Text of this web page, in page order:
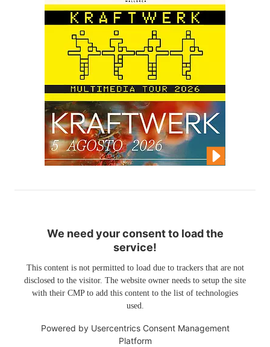
We need your consent to load the
service!
This content is not permitted to load due to trackers that are not
disclosed to the visitor. The website owner needs to setup the site
with their CMP to add this content to the list of technologies
used.
Powered by Usercentrics Consent Management
Platform